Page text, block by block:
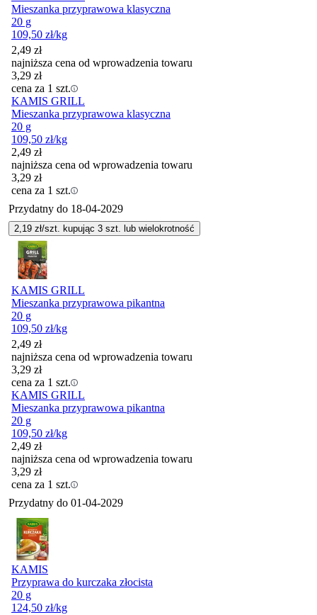
Mieszanka przyprawowa klasyczna
20 g
109,50 zł/kg
2,49 zł
najniższa cena od wprowadzenia towaru
3,29 zł
cena za 1 szt.
KAMIS GRILL
Mieszanka przyprawowa klasyczna
20 g
109,50 zł/kg
2,49 zł
najniższa cena od wprowadzenia towaru
3,29 zł
cena za 1 szt.
Przydatny do 18-04-2029
2,19 zł/szt. kupując 3 szt. lub wielokrotność
KAMIS GRILL
Mieszanka przyprawowa pikantna
20 g
109,50 zł/kg
2,49 zł
najniższa cena od wprowadzenia towaru
3,29 zł
cena za 1 szt.
KAMIS GRILL
Mieszanka przyprawowa pikantna
20 g
109,50 zł/kg
2,49 zł
najniższa cena od wprowadzenia towaru
3,29 zł
cena za 1 szt.
Przydatny do 01-04-2029
KAMIS
Przyprawa do kurczaka złocista
20 g
124,50 zł/kg